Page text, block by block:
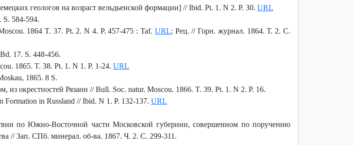
геологов на возраст вельдьенской формации] // Ibid. Pt. 1. N 2. P. 30. URL
S. 584-594.
1864 T. 37. Pt. 2. N 4. P. 457-475 : Taf. URL; Рец. // Горн. журнал. 1864. Т. 2. С.
17. S. 448-456.
1865. T. 38. Pt. 1. N 1. P. 1-24. URL
1865. 8 S.
из окрестностей Рязани // Bull. Soc. natur. Moscou. 1866. T. 39. Pt. 1. N 2. P. 16.
Formation in Russland // Ibid. N 1. P. 132-137. URL
по Южно-Восточной части Московской губернии, совершенном по поручению
// Зап. СПб. минерал. об-ва. 1867. Ч. 2. С. 299-311.